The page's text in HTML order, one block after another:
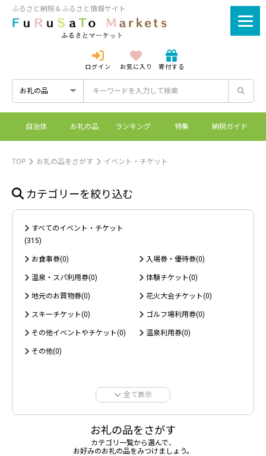
ふるさと納税＆ふるさと情報サイト
ログイン お気に入り 寄付する
自治体 お礼の品 ランキング 特集 納税ガイド
TOP
お礼の品をさがす イベント・チケット
カテゴリーを絞り込む
すべてのイベント・チケット
(315)
お食事券(0) 入場券・優待券(0)
温泉・スパ利用券(0) 体験チケット(0)
地元のお買物券(0) 花火大会チケット(0)
スキーチケット(0) ゴルフ場利用券(0)
その他イベントやチケット(0) 温泉利用券(0)
その他(0)
全て表示
お礼の品をさがす
カテゴリ一覧から選んで、
お好みのお礼の品をみつけましょう。